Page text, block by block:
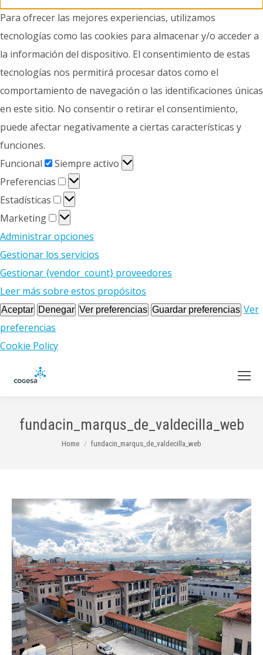
Para ofrecer las mejores experiencias, utilizamos
tecnologías como las cookies para almacenar y/o acceder a
la información del dispositivo. El consentimiento de estas
tecnologías nos permitirá procesar datos como el
comportamiento de navegación o las identificaciones únicas
en este sitio. No consentir o retirar el consentimiento,
puede afectar negativamente a ciertas características y
funciones.
Funcional
Funcional
Siempre activo
Preferencias
Preferencias
Estadísticas
Estadísticas
Marketing
Marketing
Administrar opciones
Gestionar los servicios
Gestionar {vendor_count} proveedores
Leer más sobre estos propósitos
Aceptar Denegar Ver preferencias Guardar preferencias Ver
preferencias
Cookie Policy
fundacin_marqus_de_valdecilla_web
You are here:
Home fundacin_marqus_de_valdecilla_web